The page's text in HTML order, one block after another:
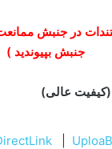
در جنبش ممانعت
جنبش بپیوندید )
(کیفیت عالی)